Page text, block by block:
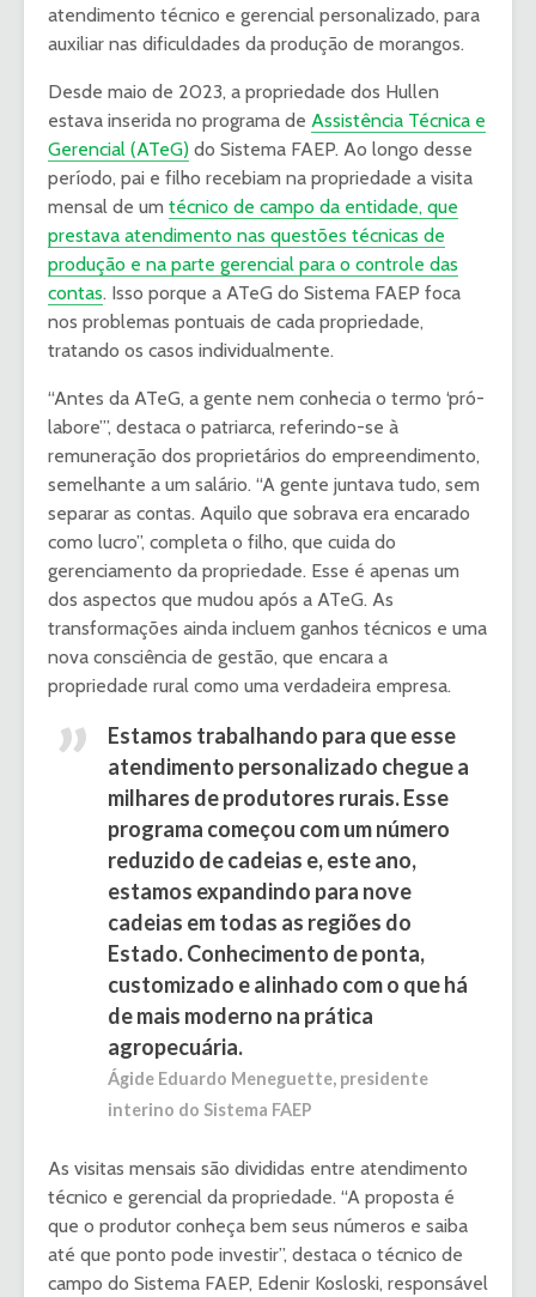
atendimento técnico e gerencial personalizado, para
auxiliar nas dificuldades da produção de morangos.
Desde maio de 2023, a propriedade dos Hullen
estava inserida no programa de Assistência Técnica e
Gerencial (ATeG) do Sistema FAEP. Ao longo desse
período, pai e filho recebiam na propriedade a visita
mensal de um técnico de campo da entidade, que
prestava atendimento nas questões técnicas de
produção e na parte gerencial para o controle das
contas. Isso porque a ATeG do Sistema FAEP foca
nos problemas pontuais de cada propriedade,
tratando os casos individualmente.
“Antes da ATeG, a gente nem conhecia o termo ‘pró-
labore’”, destaca o patriarca, referindo-se à
remuneração dos proprietários do empreendimento,
semelhante a um salário. “A gente juntava tudo, sem
separar as contas. Aquilo que sobrava era encarado
como lucro”, completa o filho, que cuida do
gerenciamento da propriedade. Esse é apenas um
dos aspectos que mudou após a ATeG. As
transformações ainda incluem ganhos técnicos e uma
nova consciência de gestão, que encara a
propriedade rural como uma verdadeira empresa.
Estamos trabalhando para que esse
atendimento personalizado chegue a
milhares de produtores rurais. Esse
programa começou com um número
reduzido de cadeias e, este ano,
estamos expandindo para nove
cadeias em todas as regiões do
Estado. Conhecimento de ponta,
customizado e alinhado com o que há
de mais moderno na prática
agropecuária.
Ágide Eduardo Meneguette, presidente
interino do Sistema FAEP
As visitas mensais são divididas entre atendimento
técnico e gerencial da propriedade. “A proposta é
que o produtor conheça bem seus números e saiba
até que ponto pode investir”, destaca o técnico de
campo do Sistema FAEP, Edenir Kosloski, responsável